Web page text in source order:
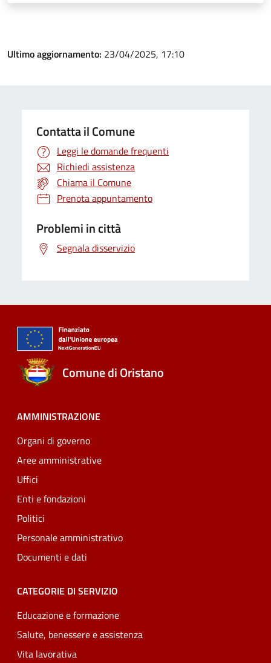
Ultimo aggiornamento: 23/04/2025, 17:10
Contatta il Comune
Leggi le domande frequenti
Richiedi assistenza
Chiama il Comune
Prenota appuntamento
Problemi in città
Segnala disservizio
Comune di Oristano
AMMINISTRAZIONE
Organi di governo
Aree amministrative
Uffici
Enti e fondazioni
Politici
Personale amministrativo
Documenti e dati
CATEGORIE DI SERVIZIO
Educazione e formazione
Salute, benessere e assistenza
Vita lavorativa